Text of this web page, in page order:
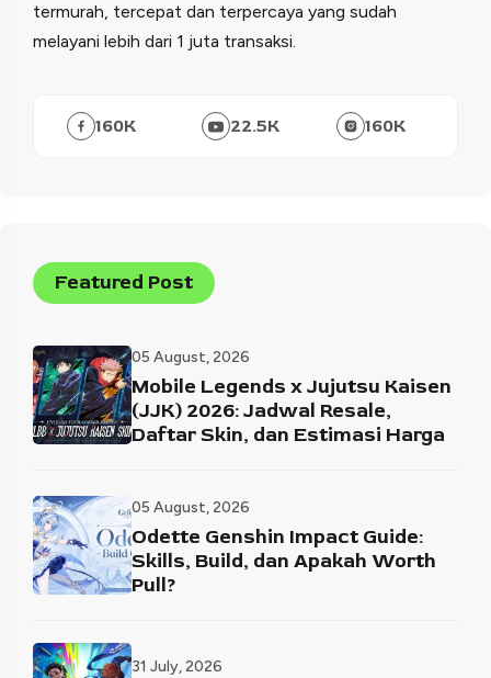
termurah, tercepat dan terpercaya yang sudah
melayani lebih dari 1 juta transaksi.
160K 22.5K 160K
Featured Post
05 August, 2026
Mobile Legends x Jujutsu Kaisen
(JJK) 2026: Jadwal Resale,
Daftar Skin, dan Estimasi Harga
05 August, 2026
Odette Genshin Impact Guide:
Skills, Build, dan Apakah Worth
Pull?
31 July, 2026